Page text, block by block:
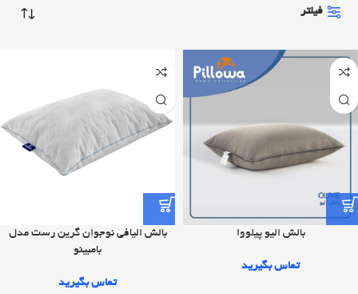
فیلتر
بالش الیو پیلووا
تماس بگیرید
بالش الیافی نوجوان گرین رست مدل
بامبینو
تماس بگیرید